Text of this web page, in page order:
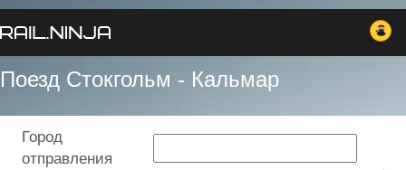
Поезд Стокгольм - Кальмар
Город
отправления